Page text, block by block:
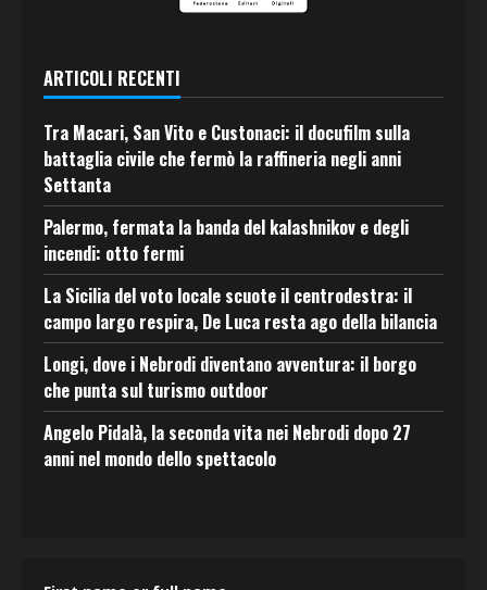
ARTICOLI RECENTI
Tra Macari, San Vito e Custonaci: il docufilm sulla
battaglia civile che fermò la raffineria negli anni
Settanta
Palermo, fermata la banda del kalashnikov e degli
incendi: otto fermi
La Sicilia del voto locale scuote il centrodestra: il
campo largo respira, De Luca resta ago della bilancia
Longi, dove i Nebrodi diventano avventura: il borgo
che punta sul turismo outdoor
Angelo Pidalà, la seconda vita nei Nebrodi dopo 27
anni nel mondo dello spettacolo